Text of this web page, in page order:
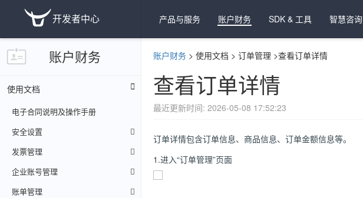
开发者中心 产品与服务 账户财务 SDK & 工具 智慧咨询
账户财务
使用文档
电子合同说明及操作手册
安全设置
发票管理
企业账号管理
账单管理
账户财务 > 使用文档 > 订单管理 >查看订单详情
查看订单详情
最近更新时间: 2026-05-08 17:52:23
订单详情包含订单信息、商品信息、订单金额信息等。
1.进入“订单管理”页面